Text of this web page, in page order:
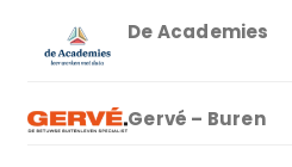
De Academies
Gervé – Buren